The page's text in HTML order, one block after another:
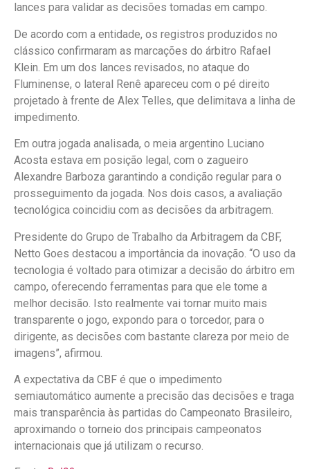
lances para validar as decisões tomadas em campo.
De acordo com a entidade, os registros produzidos no
clássico confirmaram as marcações do árbitro Rafael
Klein. Em um dos lances revisados, no ataque do
Fluminense, o lateral Renê apareceu com o pé direito
projetado à frente de Alex Telles, que delimitava a linha de
impedimento.
Em outra jogada analisada, o meia argentino Luciano
Acosta estava em posição legal, com o zagueiro
Alexandre Barboza garantindo a condição regular para o
prosseguimento da jogada. Nos dois casos, a avaliação
tecnológica coincidiu com as decisões da arbitragem.
Presidente do Grupo de Trabalho da Arbitragem da CBF,
Netto Goes destacou a importância da inovação. “O uso da
tecnologia é voltado para otimizar a decisão do árbitro em
campo, oferecendo ferramentas para que ele tome a
melhor decisão. Isto realmente vai tornar muito mais
transparente o jogo, expondo para o torcedor, para o
dirigente, as decisões com bastante clareza por meio de
imagens”, afirmou.
A expectativa da CBF é que o impedimento
semiautomático aumente a precisão das decisões e traga
mais transparência às partidas do Campeonato Brasileiro,
aproximando o torneio dos principais campeonatos
internacionais que já utilizam o recurso.